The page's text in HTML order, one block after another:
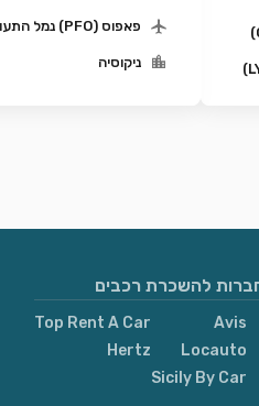
פאפוס (PFO) נמל התעופה
ניקוסיה
להשכרת רכבים
Avis
Locauto
Sicily By Car
Top Rent A Car
Hertz